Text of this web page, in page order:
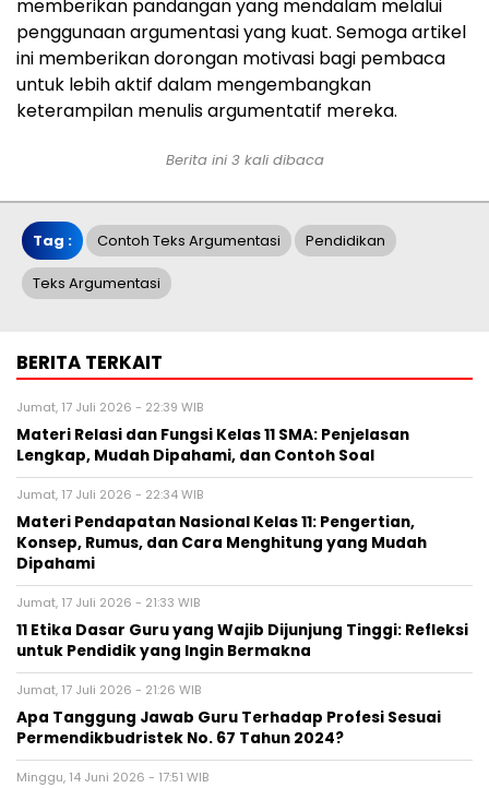
memberikan pandangan yang mendalam melalui
penggunaan argumentasi yang kuat. Semoga artikel
ini memberikan dorongan motivasi bagi pembaca
untuk lebih aktif dalam mengembangkan
keterampilan menulis argumentatif mereka.
Berita ini 3 kali dibaca
Tag : Contoh Teks Argumentasi Pendidikan
Teks Argumentasi
BERITA TERKAIT
Jumat, 17 Juli 2026 - 22:39 WIB
Materi Relasi dan Fungsi Kelas 11 SMA: Penjelasan
Lengkap, Mudah Dipahami, dan Contoh Soal
Jumat, 17 Juli 2026 - 22:34 WIB
Materi Pendapatan Nasional Kelas 11: Pengertian,
Konsep, Rumus, dan Cara Menghitung yang Mudah
Dipahami
Jumat, 17 Juli 2026 - 21:33 WIB
11 Etika Dasar Guru yang Wajib Dijunjung Tinggi: Refleksi
untuk Pendidik yang Ingin Bermakna
Jumat, 17 Juli 2026 - 21:26 WIB
Apa Tanggung Jawab Guru Terhadap Profesi Sesuai
Permendikbudristek No. 67 Tahun 2024?
Minggu, 14 Juni 2026 - 17:51 WIB